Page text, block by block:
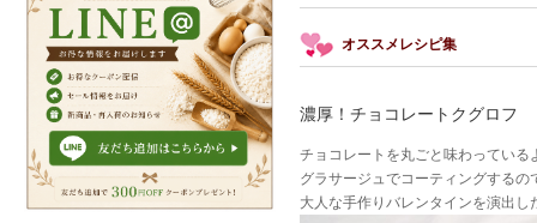
オススメレシピ集
濃厚！チョコレートクグロフ
チョコレートを丸ごと味わってい
グラサージュでコーティングするの
大人な手作りバレンタインを演出し